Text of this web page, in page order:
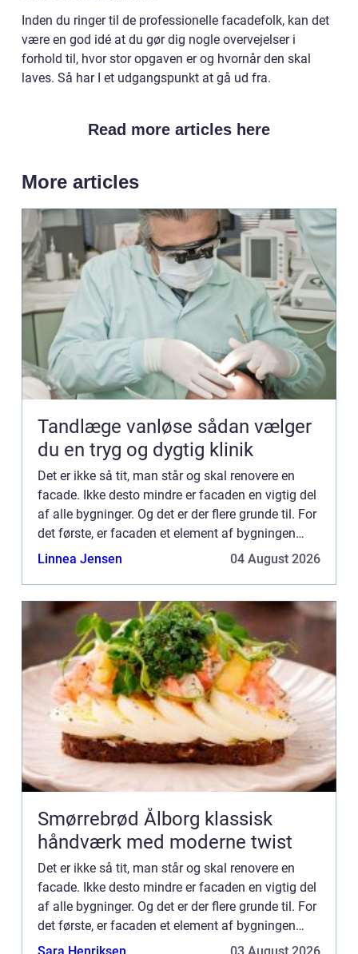
Inden du ringer til de professionelle facadefolk, kan det
være en god idé at du gør dig nogle overvejelser i
forhold til, hvor stor opgaven er og hvornår den skal
laves. Så har I et udgangspunkt at gå ud fra.
Read more articles here
More articles
Tandlæge vanløse sådan vælger
du en tryg og dygtig klinik
Det er ikke så tit, man står og skal renovere en
facade. Ikke desto mindre er facaden en vigtig del
af alle bygninger. Og det er der flere grunde til. For
det første, er facaden et element af bygningen
som skal holde væggene tætte og ordentlige,
Linnea Jensen 04 August 2026
Smørrebrød Ålborg klassisk
håndværk med moderne twist
Det er ikke så tit, man står og skal renovere en
facade. Ikke desto mindre er facaden en vigtig del
af alle bygninger. Og det er der flere grunde til. For
det første, er facaden et element af bygningen
som skal holde væggene tætte og ordentlige,